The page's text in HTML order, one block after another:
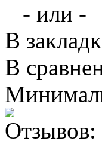
- или -
В
В